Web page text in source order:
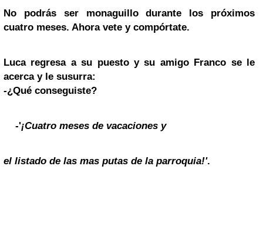
No podrás ser monaguillo durante los próximos
cuatro meses. Ahora vete y compórtate.
Luca regresa a su puesto y su amigo Franco se le
acerca y le susurra:
-¿Qué conseguiste?
-'¡Cuatro meses de vacaciones y
el listado de las mas putas de la parroquia!'.